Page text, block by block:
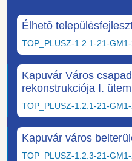
Élhető
TOP_PLUSZ-1.2.1-21-
Kapuvár Város
rekonstrukciója I. ütem
TOP_PLUSZ-1.2.1-21-
Kapuvár város
TOP_PLUSZ-1.2.3-21-